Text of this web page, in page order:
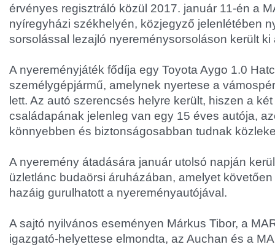
érvényes regisztráló közül 2017. január 11-én a
nyíregyházi székhelyén, közjegyző jelenlétében
sorsolással lezajló nyereménysorsoláson került ki
A nyereményjáték fődíja egy Toyota Aygo 1.0
személygépjármű, amelynek nyertese a
lett. Az autó szerencsés helyre került, hiszen a
családapának jelenleg van egy 15 éves autója,
könnyebben és biztonságosabban tudnak
A nyeremény átadására január utolsó napján
üzletlánc budaörsi áruházában, amelyet
hazáig gurulhatott a nyereményautójával.
A sajtó nyilvános eseményen Márkus Tibor, a
igazgató-helyettese elmondta, az Auchan és a